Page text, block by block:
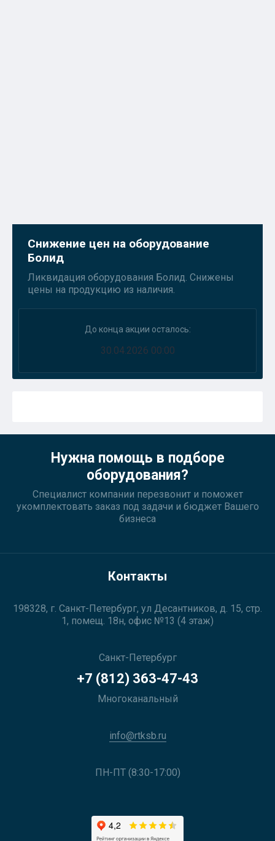
Снижение цен на оборудование
Болид
Ликвидация оборудования Болид. Снижены
цены на продукцию из наличия.
До конца акции осталось:
30.04.2026 00:00
Нужна помощь в подборе
оборудования?
Специалист компании перезвонит и поможет
укомплектовать заказ под задачи и бюджет Вашего
бизнеса
Контакты
198328, г. Санкт-Петербург, ул Десантников, д. 15, стр.
1, помещ. 18н, офис №13 (4 этаж)
Санкт-Петербург
+7 (812) 363-47-43
Многоканальный
info@rtksb.ru
ПН-ПТ (8:30-17:00)